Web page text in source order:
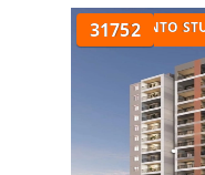
31752
APARTAMENTO